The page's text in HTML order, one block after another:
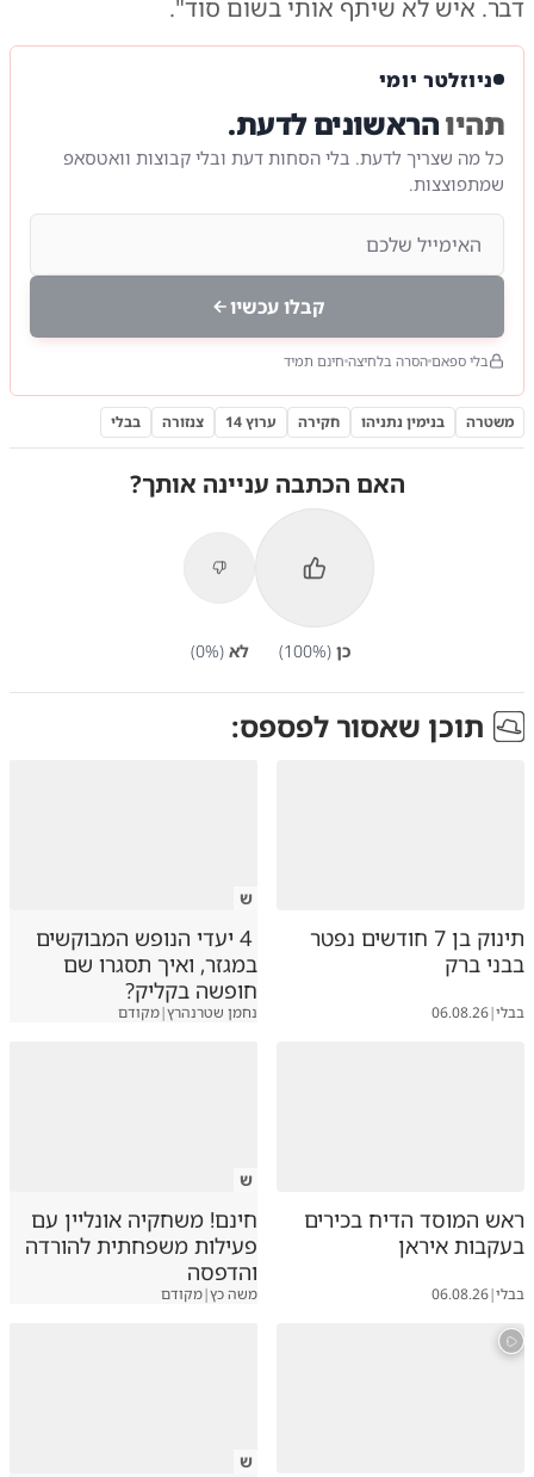
דבר. איש לא שיתף אותי בשום סוד".
ניוזלטר יומי
תהיוהראשונים לדעת.
כל מה שצריך לדעת. בלי הסחות דעת ובלי קבוצות וואטסאפ
שמתפוצצות.
קבלו עכשיו
בלי ספאם הסרה בלחיצה חינם תמיד
משטרה בנימין נתניהו חקירה ערוץ 14 צנזורה בבלי
האם הכתבה עניינה אותך?
כן (
100%) לא (
0%)
תוכן שאסור לפספס:
תינוק בן 7 חודשים נפטר
בבני ברק
בבלי|
06.08.26
ש
4 יעדי הנופש המבוקשים
במגזר, ואיך תסגרו שם
חופשה בקליק?
נחמן שטרנהרץ|מקודם
ראש המוסד הדיח בכירים
בעקבות איראן
בבלי|
06.08.26
ש
חינם! משחקיה אונליין עם
פעילות משפחתית להורדה
והדפסה
משה כץ|מקודם
ש